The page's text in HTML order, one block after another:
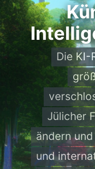
Die KI-
Jülicher
ändern
und